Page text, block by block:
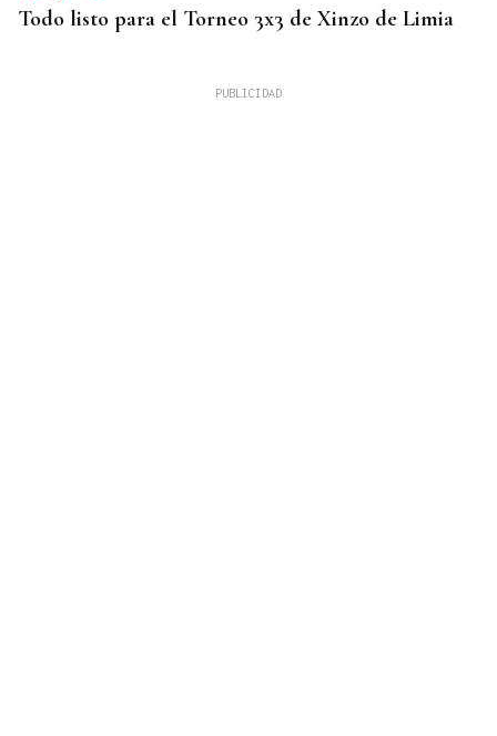
Todo listo para el Torneo 3x3 de Xinzo de Limia